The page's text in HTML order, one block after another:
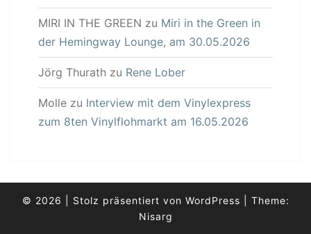
MIRI IN THE GREEN zu Miri in the Green in
der Hemingway Lounge, am 30.05.2026
Jörg Thurath zu Rene Lober
Molle zu Interview mit dem Vinylexpress
zum 8ten Vinylflohmarkt am 16.05.2026
© 2026 Stolz präsentiert von WordPress
Theme:
Nisarg